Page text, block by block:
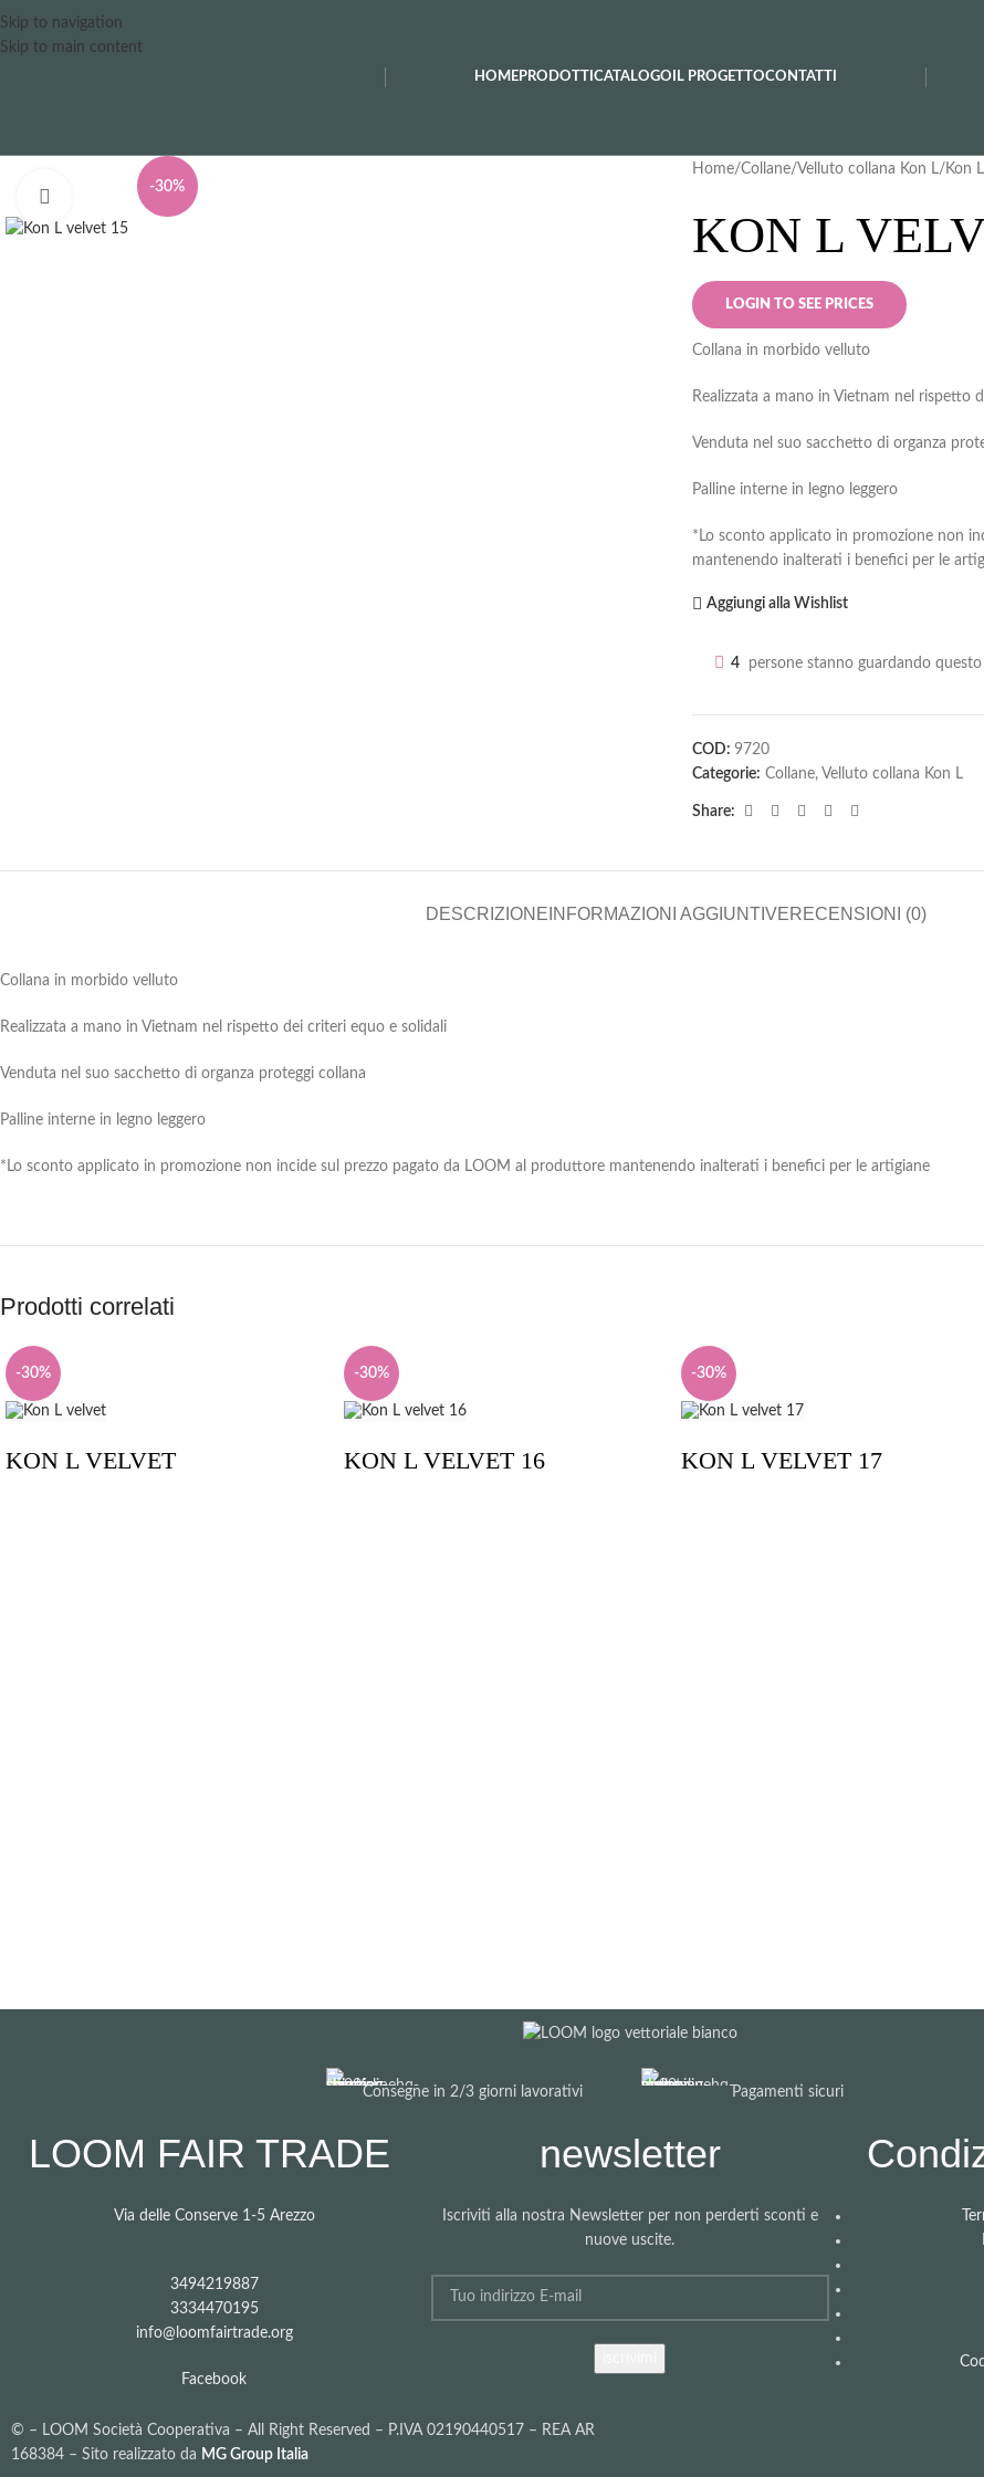
Skip to navigation
Skip to main content
HOMEPRODOTTI CATALOGO IL PROGETTOCONTATTI
-30%
Clicca per ingrandire
Home Collane Velluto collana Kon L Kon
KON L
LOGIN TO SEE PRICES
Collana in morbido velluto
Realizzata a mano in Vietnam nel rispetto
Venduta nel suo sacchetto di organza
Palline interne in legno leggero
*Lo sconto applicato in promozione non
mantenendo inalterati i benefici per le
Aggiungi alla Wishlist
4 persone stanno guardando
COD: 9720
Categorie: Collane, Velluto collana Kon L
Share:
DESCRIZIONE INFORMAZIONI AGGIUNTIVERECENSIONI (0)
Collana in morbido velluto
Realizzata a mano in Vietnam nel rispetto dei criteri equo e solidali
Venduta nel suo sacchetto di organza proteggi collana
Palline interne in legno leggero
*Lo sconto applicato in promozione non incide sul prezzo pagato da LOOM al produttore mantenendo inalterati i benefici per le artigiane
Prodotti correlati
-30%
KON L VELVET
-30%
KON L VELVET 16
-30%
KON L VELVET 17
Consegne in 2/3 giorni lavorativi Pagamenti sicuri
LOOM FAIR TRADE
Via delle Conserve 1-5 Arezzo
3494219887
3334470195
info@loomfairtrade.org
Facebook
newsletter
Iscriviti alla nostra Newsletter per non perderti sconti e
nuove uscite.
© – LOOM Società Cooperativa – All Right Reserved – P.IVA 02190440517 – REA AR
168384 – Sito realizzato da MG Group Italia